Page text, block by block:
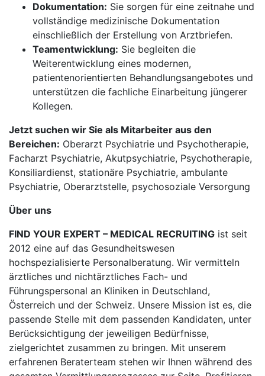
Dokumentation: Sie sorgen für eine zeitnahe und
vollständige medizinische Dokumentation
einschließlich der Erstellung von Arztbriefen.
Teamentwicklung: Sie begleiten die
Weiterentwicklung eines modernen,
patientenorientierten Behandlungsangebotes und
unterstützen die fachliche Einarbeitung jüngerer
Kollegen.
Jetzt suchen wir Sie als Mitarbeiter aus den
Bereichen: Oberarzt Psychiatrie und Psychotherapie,
Facharzt Psychiatrie, Akutpsychiatrie, Psychotherapie,
Konsiliardienst, stationäre Psychiatrie, ambulante
Psychiatrie, Oberarztstelle, psychosoziale Versorgung
Über uns
FIND YOUR EXPERT – MEDICAL RECRUITING ist seit
2012 eine auf das Gesundheitswesen
hochspezialisierte Personalberatung. Wir vermitteln
ärztliches und nichtärztliches Fach- und
Führungspersonal an Kliniken in Deutschland,
Österreich und der Schweiz. Unsere Mission ist es, die
passende Stelle mit dem passenden Kandidaten, unter
Berücksichtigung der jeweiligen Bedürfnisse,
zielgerichtet zusammen zu bringen. Mit unserem
erfahrenen Beraterteam stehen wir Ihnen während des